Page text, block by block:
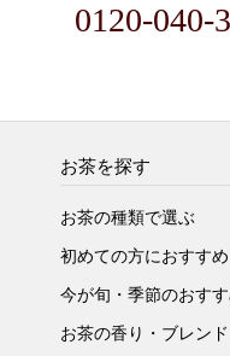
0120-040-
お茶を探す
お茶の種類で選ぶ
初めての方におすすめ
今が旬・季節のおす
お茶の香り・ブレンド